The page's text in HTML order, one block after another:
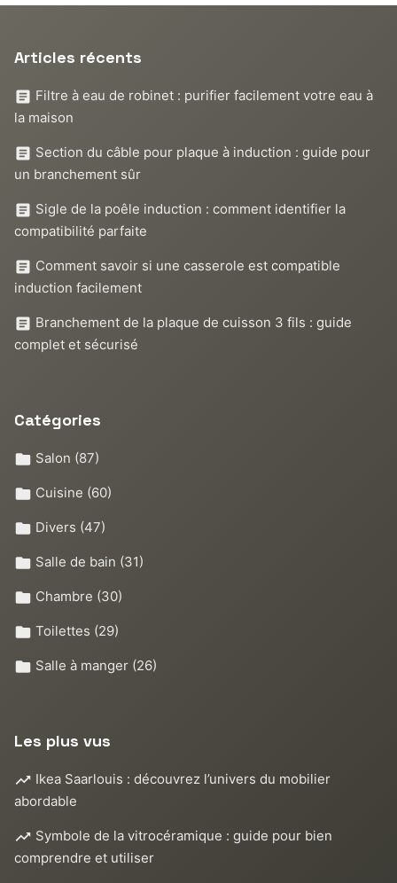
Articles récents
Filtre à eau de robinet : purifier facilement votre eau à
la maison
Section du câble pour plaque à induction : guide pour
un branchement sûr
Sigle de la poêle induction : comment identifier la
compatibilité parfaite
Comment savoir si une casserole est compatible
induction facilement
Branchement de la plaque de cuisson 3 fils : guide
complet et sécurisé
Catégories
Salon (87)
Cuisine (60)
Divers (47)
Salle de bain (31)
Chambre (30)
Toilettes (29)
Salle à manger (26)
Les plus vus
Ikea Saarlouis : découvrez l’univers du mobilier
abordable
Symbole de la vitrocéramique : guide pour bien
comprendre et utiliser